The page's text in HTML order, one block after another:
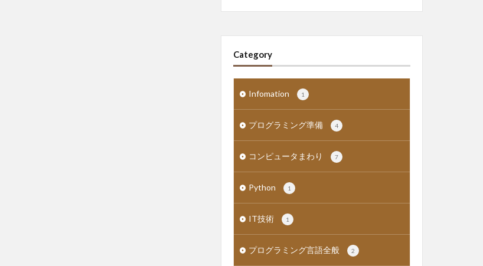
Category
Infomation 1
プログラミング準備 4
コンピュータまわり 7
Python 1
IT技術 1
プログラミング言語全般 2